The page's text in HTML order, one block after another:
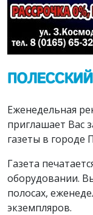
Еженедельная
приглашает Вас
газеты в городе
Газета
оборудовании.
полосах,
экземпляров.